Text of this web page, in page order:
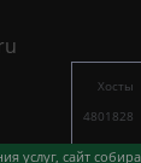
услуг, сайт
Хосты
4801828
7256